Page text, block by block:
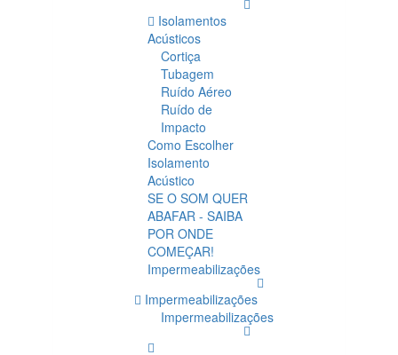
Isolamentos
Acústicos
Cortiça
Tubagem
Ruído Aéreo
Ruído de
Impacto
Como Escolher
Isolamento
Acústico
SE O SOM QUER
ABAFAR - SAIBA
POR ONDE
COMEÇAR!
Impermeabilizações
Impermeabilizações
Impermeabilizações